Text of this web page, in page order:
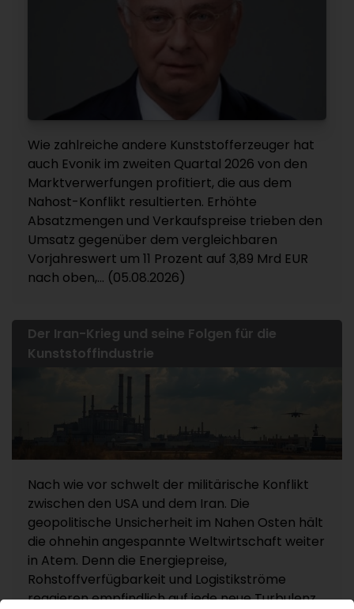
Wie zahlreiche andere Kunststofferzeuger hat
auch Evonik im zweiten Quartal 2026 von den
Marktverwerfungen profitiert, die aus dem
Nahost-Konflikt resultierten. Erhöhte
Absatzmengen und Verkaufspreise trieben den
Umsatz gegenüber dem vergleichbaren
Vorjahreswert um 11 Prozent auf 3,89 Mrd EUR
nach oben,... (05.08.2026)
Der Iran-Krieg und seine Folgen für die
Kunststoffindustrie
Nach wie vor schwelt der militärische Konflikt
zwischen den USA und dem Iran. Die
geopolitische Unsicherheit im Nahen Osten hält
die ohnehin angespannte Weltwirtschaft weiter
in Atem. Denn die Energiepreise,
Rohstoffverfügbarkeit und Logistikströme
reagieren empfindlich auf jede neue Turbulenz.